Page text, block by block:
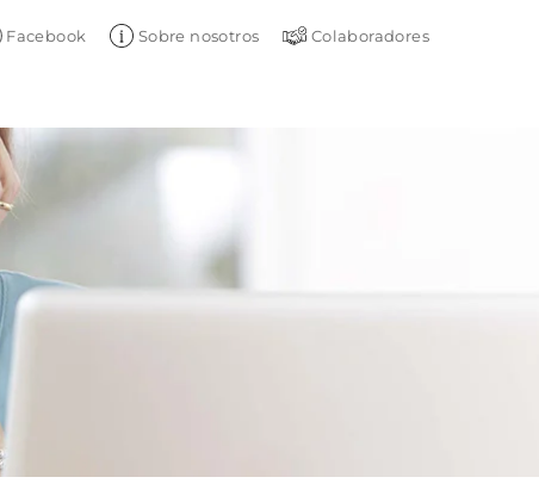
Facebook Sobre nosotros Colaboradores